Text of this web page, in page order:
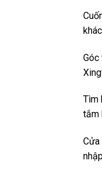
Góc
Tìm
tắm
Cửa